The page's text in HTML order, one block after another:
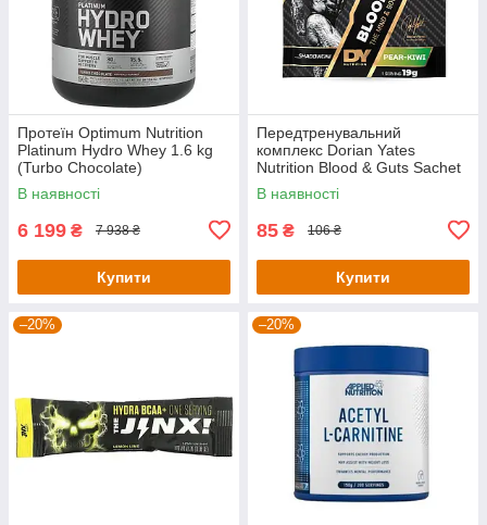
Протеїн Optimum Nutrition
Platinum Hydro Whey 1.6 kg
(Turbo Chocolate)
В наявності
6 199 ₴ 7 938 ₴
Купити
Передтренувальний
комплекс Dorian Yates
Nutrition Blood & Guts Sachet
— 19 g (Pear Kiwi)
В наявності
85 ₴ 106 ₴
Купити
–20% –20%